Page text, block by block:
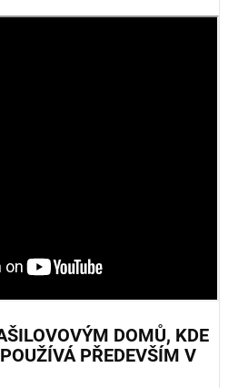
DOMŮ, KDE
PŘEDEVŠÍM V